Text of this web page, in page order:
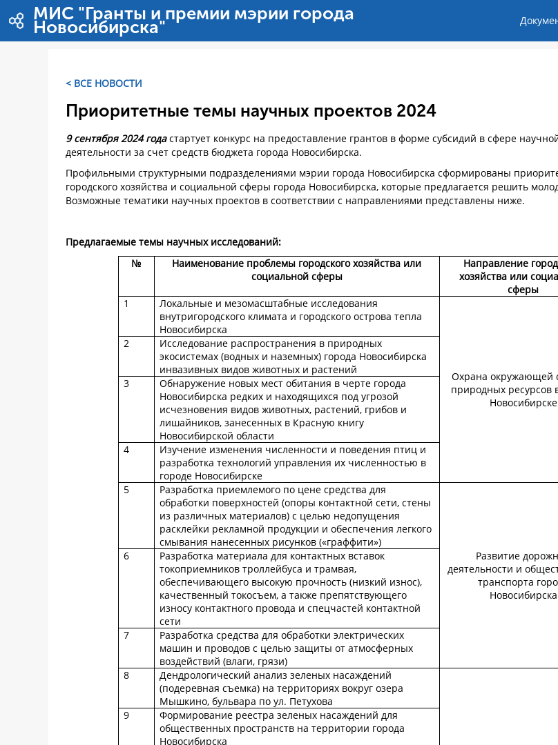
Pular para o conteúdo
МИС "Гранты и премии мэрии города
Новосибирска"
< ВСЕ НОВОСТИ
Приоритетные темы научных проектов 2024
9 сентября 2024 годастартует конкурс на предоставление грантов в форме субсидий в сфере
деятельности за счет средств бюджета города Новосибирска.
Профильными структурными подразделениями мэрии города Новосибирска сформированы
городского хозяйства и социальной сферы города Новосибирска, которые предлагается решить
Возможные тематики научных проектов в соответствии с направлениями представлены ниже.
Предлагаемые темы научных исследований:
№
Наименование проблемы городского хозяйства или
социальной сферы
Направление
хозяйства или
сферы
1
Локальные и мезомасштабные исследования
внутригородского климата и городского острова тепла
Новосибирска
Охрана окружающей
природных ресурсов
Новосибирске
2
Исследование распространения в природных
экосистемах (водных и наземных) города Новосибирска
инвазивных видов животных и растений
3
Обнаружение новых мест обитания в черте города
Новосибирска редких и находящихся под угрозой
исчезновения видов животных, растений, грибов и
лишайников, занесенных в Красную книгу
Новосибирской области
4
Изучение изменения численности и поведения птиц и
разработка технологий управления их численностью в
городе Новосибирске
5
Разработка приемлемого по цене средства для
обработки поверхностей (опоры контактной сети, стены
из различных материалов) с целью недопущения
расклейки рекламной продукции и обеспечения легкого
смывания нанесенных рисунков («граффити»)
Развитие
деятельности и
транспорта
Новосибирска
6
Разработка материала для контактных вставок
токоприемников троллейбуса и трамвая,
обеспечивающего высокую прочность (низкий износ),
качественный токосъем, а также препятствующего
износу контактного провода и спецчастей контактной
сети
7
Разработка средства для обработки электрических
машин и проводов с целью защиты от атмосферных
воздействий (влаги, грязи)
8
Дендрологический анализ зеленых насаждений
(подеревная съемка) на территориях вокруг озера
Мышкино, бульвара по ул. Петухова
9
Формирование реестра зеленых насаждений для
общественных пространств на территории города
Новосибирска